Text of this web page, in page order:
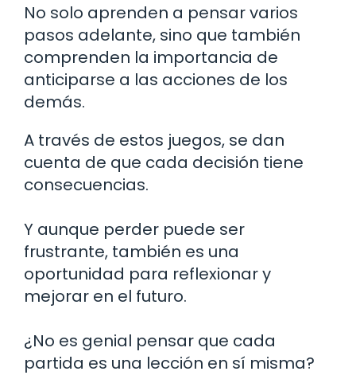
No solo aprenden a pensar varios
pasos adelante, sino que también
comprenden la importancia de
anticiparse a las acciones de los
demás.
A través de estos juegos, se dan
cuenta de que cada decisión tiene
consecuencias.
Y aunque perder puede ser
frustrante, también es una
oportunidad para reflexionar y
mejorar en el futuro.
¿No es genial pensar que cada
partida es una lección en sí misma?